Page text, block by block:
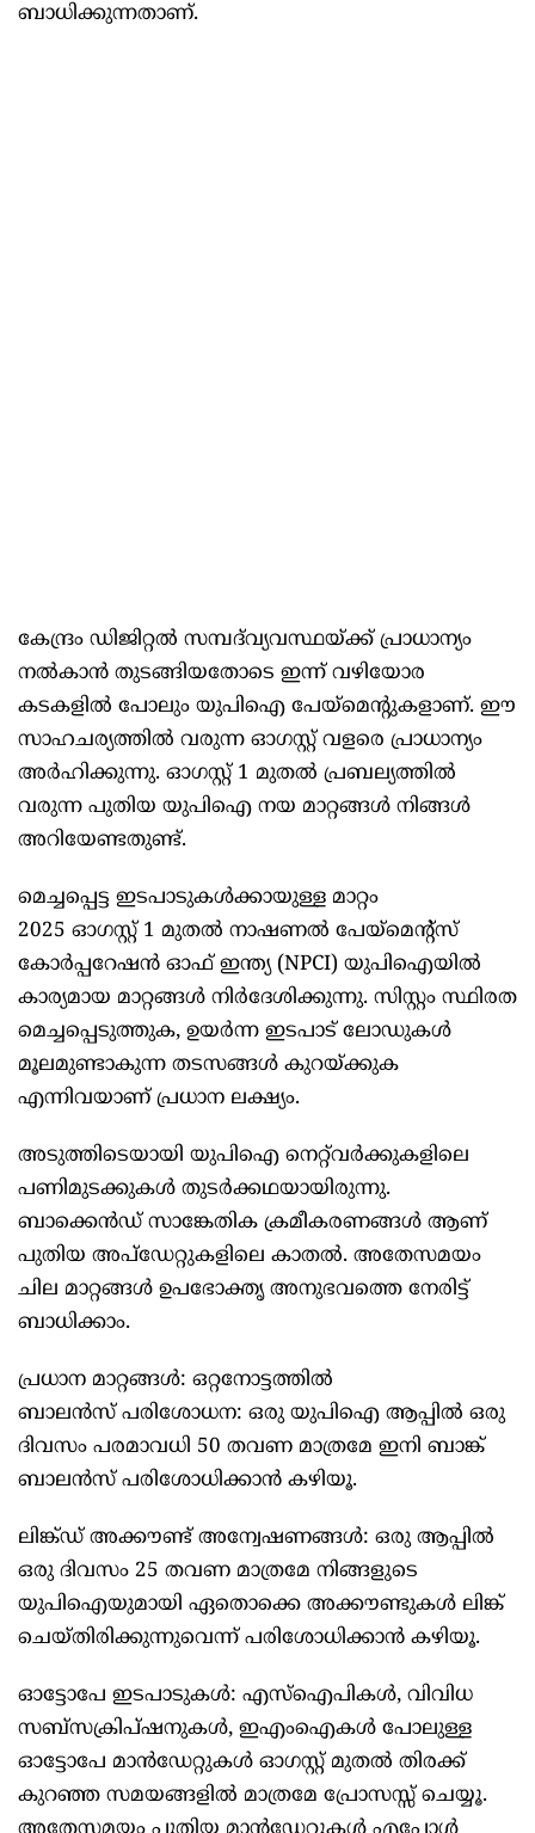
ബാധിക്കുന്നതാണ്.
കേന്ദ്രം ഡിജിറ്റല്‍ സമ്പദ്‌വ്യവസ്ഥയ്ക്ക് പ്രാധാന്യം
നല്‍കാന്‍ തുടങ്ങിയതോടെ ഇന്ന് വഴിയോര
കടകളില്‍ പോലും യുപിഐ പേയ്‌മെന്റുകളാണ്. ഈ
സാഹചര്യത്തില്‍ വരുന്ന ഓഗസ്റ്റ് വളരെ പ്രാധാന്യം
അര്‍ഹിക്കുന്നു. ഓഗസ്റ്റ് 1 മുതല്‍ പ്രബല്യത്തില്‍
വരുന്ന പുതിയ യുപിഐ നയ മാറ്റങ്ങള്‍ നിങ്ങള്‍
അറിയേണ്ടതുണ്ട്.
മെച്ചപ്പെട്ട ഇടപാടുകള്‍ക്കായുള്ള മാറ്റം
2025 ഓഗസ്റ്റ് 1 മുതല്‍ നാഷണല്‍ പേയ്മെന്റ്‌സ്
കോര്‍പ്പറേഷന്‍ ഓഫ് ഇന്ത്യ (NPCI) യുപിഐയില്‍
കാര്യമായ മാറ്റങ്ങള്‍ നിര്‍ദേശിക്കുന്നു. സിസ്റ്റം സ്ഥിരത
മെച്ചപ്പെടുത്തുക, ഉയര്‍ന്ന ഇടപാട് ലോഡുകള്‍
മൂലമുണ്ടാകുന്ന തടസങ്ങള്‍ കുറയ്ക്കുക
എന്നിവയാണ് പ്രധാന ലക്ഷ്യം.
അടുത്തിടെയായി യുപിഐ നെറ്റ്‌വര്‍ക്കുകളിലെ
പണിമുടക്കുകള്‍ തുടര്‍ക്കഥയായിരുന്നു.
ബാക്കെന്‍ഡ് സാങ്കേതിക ക്രമീകരണങ്ങള്‍ ആണ്
പുതിയ അപ്‌ഡേറ്റുകളിലെ കാതല്‍. അതേസമയം
ചില മാറ്റങ്ങള്‍ ഉപഭോക്തൃ അനുഭവത്തെ നേരിട്ട്
ബാധിക്കാം.
പ്രധാന മാറ്റങ്ങള്‍: ഒറ്റനോട്ടത്തില്‍
ബാലന്‍സ് പരിശോധന: ഒരു യുപിഐ ആപ്പില്‍ ഒരു
ദിവസം പരമാവധി 50 തവണ മാത്രമേ ഇനി ബാങ്ക്
ബാലന്‍സ് പരിശോധിക്കാന്‍ കഴിയൂ.
ലിങ്ക്ഡ് അക്കൗണ്ട് അന്വേഷണങ്ങള്‍: ഒരു ആപ്പില്‍
ഒരു ദിവസം 25 തവണ മാത്രമേ നിങ്ങളുടെ
യുപിഐയുമായി ഏതൊക്കെ അക്കൗണ്ടുകള്‍ ലിങ്ക്
ചെയ്തിരിക്കുന്നുവെന്ന് പരിശോധിക്കാന്‍ കഴിയൂ.
ഓട്ടോപേ ഇടപാടുകള്‍: എസ്‌ഐപികള്‍, വിവിധ
സബ്‌സക്രിപ്ഷനുകള്‍, ഇഎംഐകള്‍ പോലുള്ള
ഓട്ടോപേ മാന്‍ഡേറ്റുകള്‍ ഓഗസ്റ്റ് മുതല്‍ തിരക്ക്
കുറഞ്ഞ സമയങ്ങളില്‍ മാത്രമേ പ്രോസസ്സ് ചെയ്യൂ.